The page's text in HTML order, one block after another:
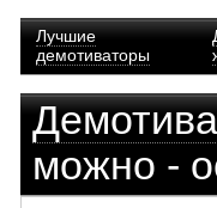
Лучшие
демотиваторы
можно -